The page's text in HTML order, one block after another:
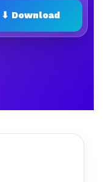
⬇ Download